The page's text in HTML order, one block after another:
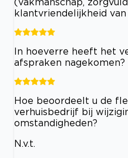
klantvriendelijkheid
In hoeverre heeft het
afspraken nagekomen?
Hoe beoordeelt u de
verhuisbedrijf bij
omstandigheden?
N.v.t.